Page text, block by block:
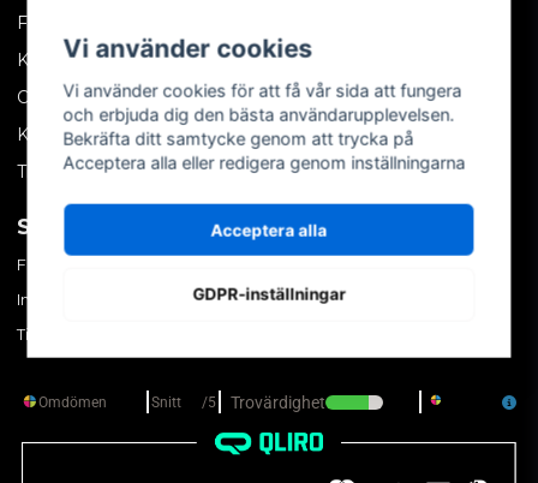
Företagskund
Kontakta oss
Om oss
Köpvillkor
Tips & trix
SOCIALA MEDIER
Facebook
Instagram
TikTok
MITT KONTO
Skapa konto
Vi använder cookies
Vi använder cookies för att få vår sida att fungera
och erbjuda dig den bästa användarupplevelsen.
Bekräfta ditt samtycke genom att trycka på
Acceptera alla eller redigera genom inställningarna
Acceptera alla
GDPR-inställningar